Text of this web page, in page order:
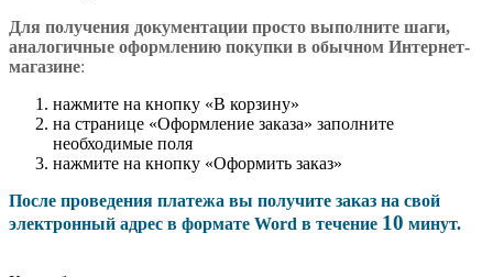
Для получения документации просто выполните шаги,
аналогичные оформлению покупки в обычном Интернет-
магазине:
нажмите на кнопку «В корзину»
на странице «Оформление заказа» заполните
необходимые поля
нажмите на кнопку «Оформить заказ»
После проведения платежа вы получите заказ на свой
электронный адрес в формате Word в течение 10 минут.